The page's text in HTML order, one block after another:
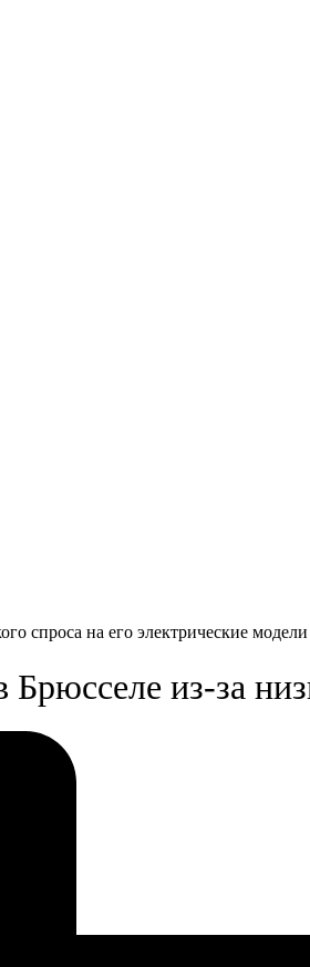
спроса на его электрические модели
из-за